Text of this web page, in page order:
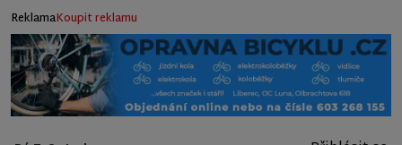
ReklamaKoupit reklamu